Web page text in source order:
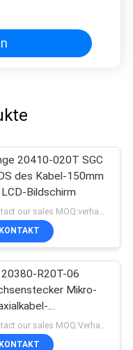
020T SGC
des Kabel-150mm
Bildschirm
KONTAKT
20380-R20T-06
Mikro-
KONTAKT